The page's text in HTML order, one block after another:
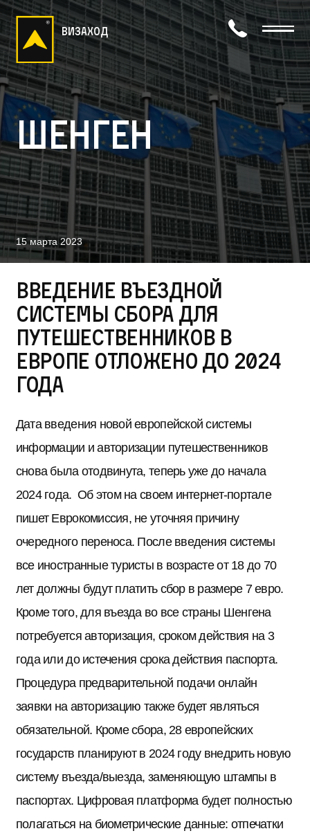
визаход
Шенген
15 марта 2023
Введение въездной
системы сбора для
путешественников в
Европе отложено до 2024
года
Дата введения новой европейской системы
информации и авторизации путешественников
снова была отодвинута, теперь уже до начала
2024 года. Об этом на своем интернет-портале
пишет Еврокомиссия, не уточняя причину
очередного переноса. После введения системы
все иностранные туристы в возрасте от 18 до 70
лет должны будут платить сбор в размере 7 евро.
Кроме того, для въезда во все страны Шенгена
потребуется авторизация, сроком действия на 3
года или до истечения срока действия паспорта.
Процедура предварительной подачи онлайн
заявки на авторизацию также будет являться
обязательной. Кроме сбора, 28 европейских
государств планируют в 2024 году внедрить новую
систему въезда/выезда, заменяющую штампы в
паспортах. Цифровая платформа будет полностью
полагаться на биометрические данные: отпечатки